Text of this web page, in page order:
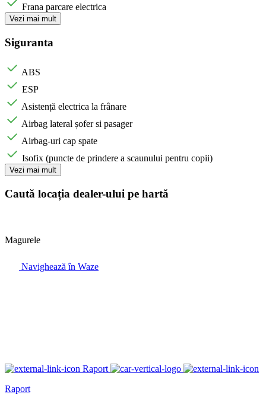
Frana parcare electrica
Vezi mai mult
Siguranta
ABS
ESP
Asistență electrica la frânare
Airbag lateral șofer si pasager
Airbag-uri cap spate
Isofix (puncte de prindere a scaunului pentru copii)
Vezi mai mult
Caută locația dealer-ului pe hartă
Magurele
Navighează în Waze
Raport
Raport